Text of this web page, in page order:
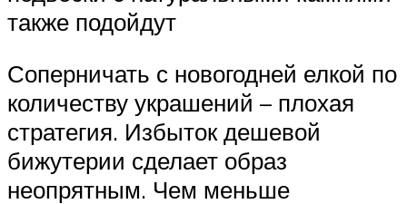
также подойдут
Соперничать с новогодней елкой по
количеству украшений – плохая
стратегия. Избыток дешевой
бижутерии сделает образ
неопрятным. Чем меньше